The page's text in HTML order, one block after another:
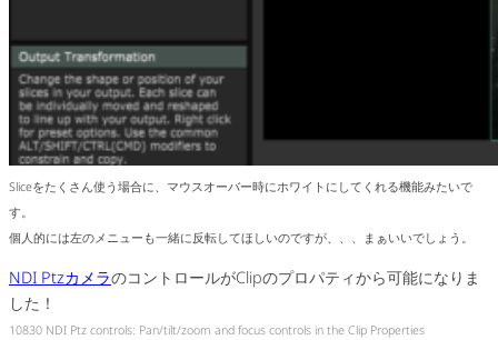
Sliceをたくさん使う場合に、マウスオーバー時にホワイトにしてくれる機能みたいで
す。
個人的には左のメニューも一緒に反転してほしいのですが、、、まぁいいでしょう。
NDI PtzカメラのコントロールがClipのプロパティから可能になりま
した！
10830 NDI Ptz controls: Pan/tilt/zoom and focus controls in the Clip Properties